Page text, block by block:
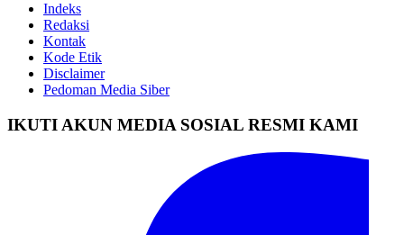
Indeks
Redaksi
Kontak
Kode Etik
Disclaimer
Pedoman Media Siber
IKUTI AKUN MEDIA SOSIAL RESMI KAMI